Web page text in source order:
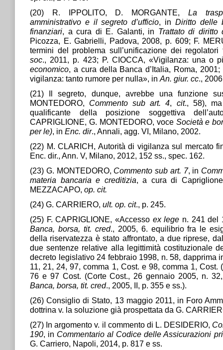
(20) R. IPPOLITO, D. MORGANTE, La
amministrativo e il segreto d’ufficio , in Diritto delle
finanziari , a cura di E. Galanti, in Trattato di diritto
Picozza, E. Gabrielli, Padova, 2008, p. 609; F.
termini del problema sull’unificazione dei
soc ., 2011, p. 423; P. CIOCCA, «Vigilanza: una o
economico , a cura della Banca d’Italia, Roma,
vigilanza: tanto rumore per nulla», in An. giur. cc .,
(21) Il segreto, dunque, avrebbe una funzione
MONTEDORO, Commento sub art. 4 cit., 58), ma
qualificante della posizione soggettiva
CAPRIGLIONE, G. MONTEDORO, voce Società e
per le) , in Enc. dir., Annali, agg. VI, Milano, 2002.
(22) M. CLARICH, Autorità di vigilanza sul mercato
Enc. dir., Ann. V, Milano, 2012, 152 ss., spec. 162.
(23) G. MONTEDORO, Commento sub art. 7, in
materia bancaria e creditizia , a cura di
MEZZACAPO, op. cit.
(24) G. CARRIERO, ult. op. cit., p. 245.
(25) F. CAPRIGLIONE, «Accesso ex lege n. 241 del
Banca, borsa, tit. cred., 2005, 6. equilibrio fra le
della riservatezza è stato affrontato, a due riprese,
due sentenze relative alla legittimità costituzionale
decreto legislativo 24 febbraio 1998, n. 58, dapprima
11, 21, 24, 97, comma 1, Cost. e 98, comma 1, Cost.
76 e 97 Cost. (Corte Cost., 26 gennaio 2005, n.
Banca, borsa, tit. cred., 2005, II, p. 355 e ss.).
(26) Consiglio di Stato, 13 maggio 2011, in Foro
dottrina v. la soluzione già prospettata da G.
(27) In argomento v. il commento di L. DESIDERIO,
190 , in Commentario al Codice delle Assicurazioni
G. Carriero, Napoli, 2014, p. 817 e ss.